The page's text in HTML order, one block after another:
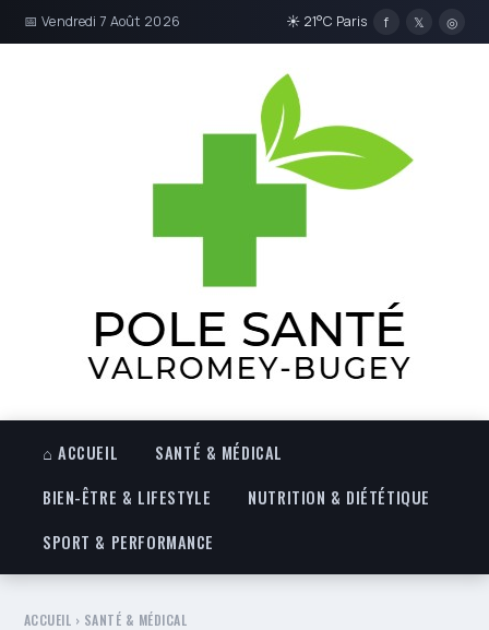
📅 Vendredi 7 Août 2026 ☀ 21°C Paris f 𝕏 ◎
⌂ ACCUEIL
SANTÉ & MÉDICAL
BIEN-ÊTRE & LIFESTYLE
NUTRITION & DIÉTÉTIQUE
SPORT & PERFORMANCE
ACCUEIL › SANTÉ & MÉDICAL